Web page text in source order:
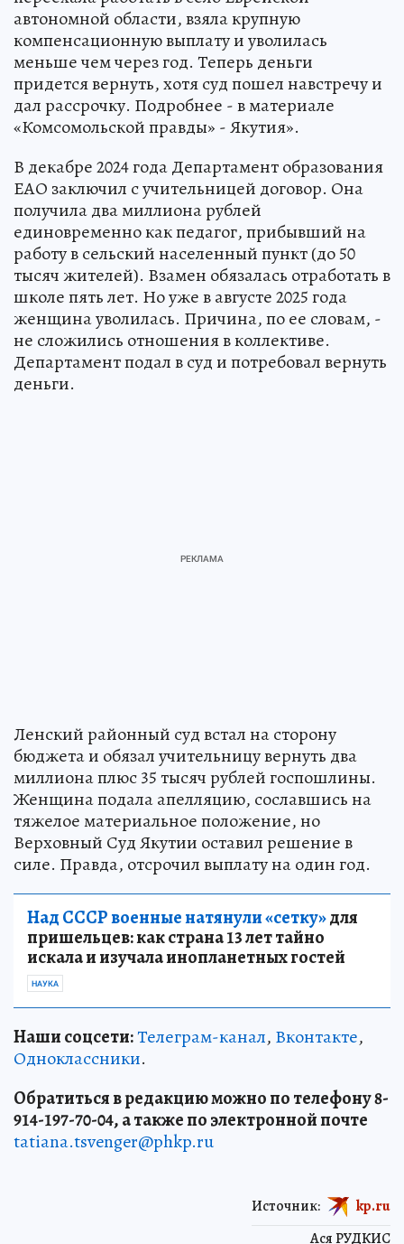
автономной области, взяла крупную
компенсационную выплату и уволилась
меньше чем через год. Теперь деньги
придется вернуть, хотя суд пошел навстречу и
дал рассрочку. Подробнее - в материале
«Комсомольской правды» - Якутия».
В декабре 2024 года Департамент образования
ЕАО заключил с учительницей договор. Она
получила два миллиона рублей
единовременно как педагог, прибывший на
работу в сельский населенный пункт (до 50
тысяч жителей). Взамен обязалась отработать в
школе пять лет. Но уже в августе 2025 года
женщина уволилась. Причина, по ее словам, -
не сложились отношения в коллективе.
Департамент подал в суд и потребовал вернуть
деньги.
Ленский районный суд встал на сторону
бюджета и обязал учительницу вернуть два
миллиона плюс 35 тысяч рублей госпошлины.
Женщина подала апелляцию, сославшись на
тяжелое материальное положение, но
Верховный Суд Якутии оставил решение в
силе. Правда, отсрочил выплату на один год.
Над СССР военные натянули «сетку»для
пришельцев: как страна 13 лет тайно
искала и изучала инопланетных гостей
НАУКА
Наши соцсети:Телеграм-канал, Вконтакте,
Одноклассники.
Обратиться в редакцию можно по телефону 8-
914-197-70-04, а также по электронной почте
tatiana.tsvenger@phkp.ru
Ася РУДКИС
Источник: kp.ru